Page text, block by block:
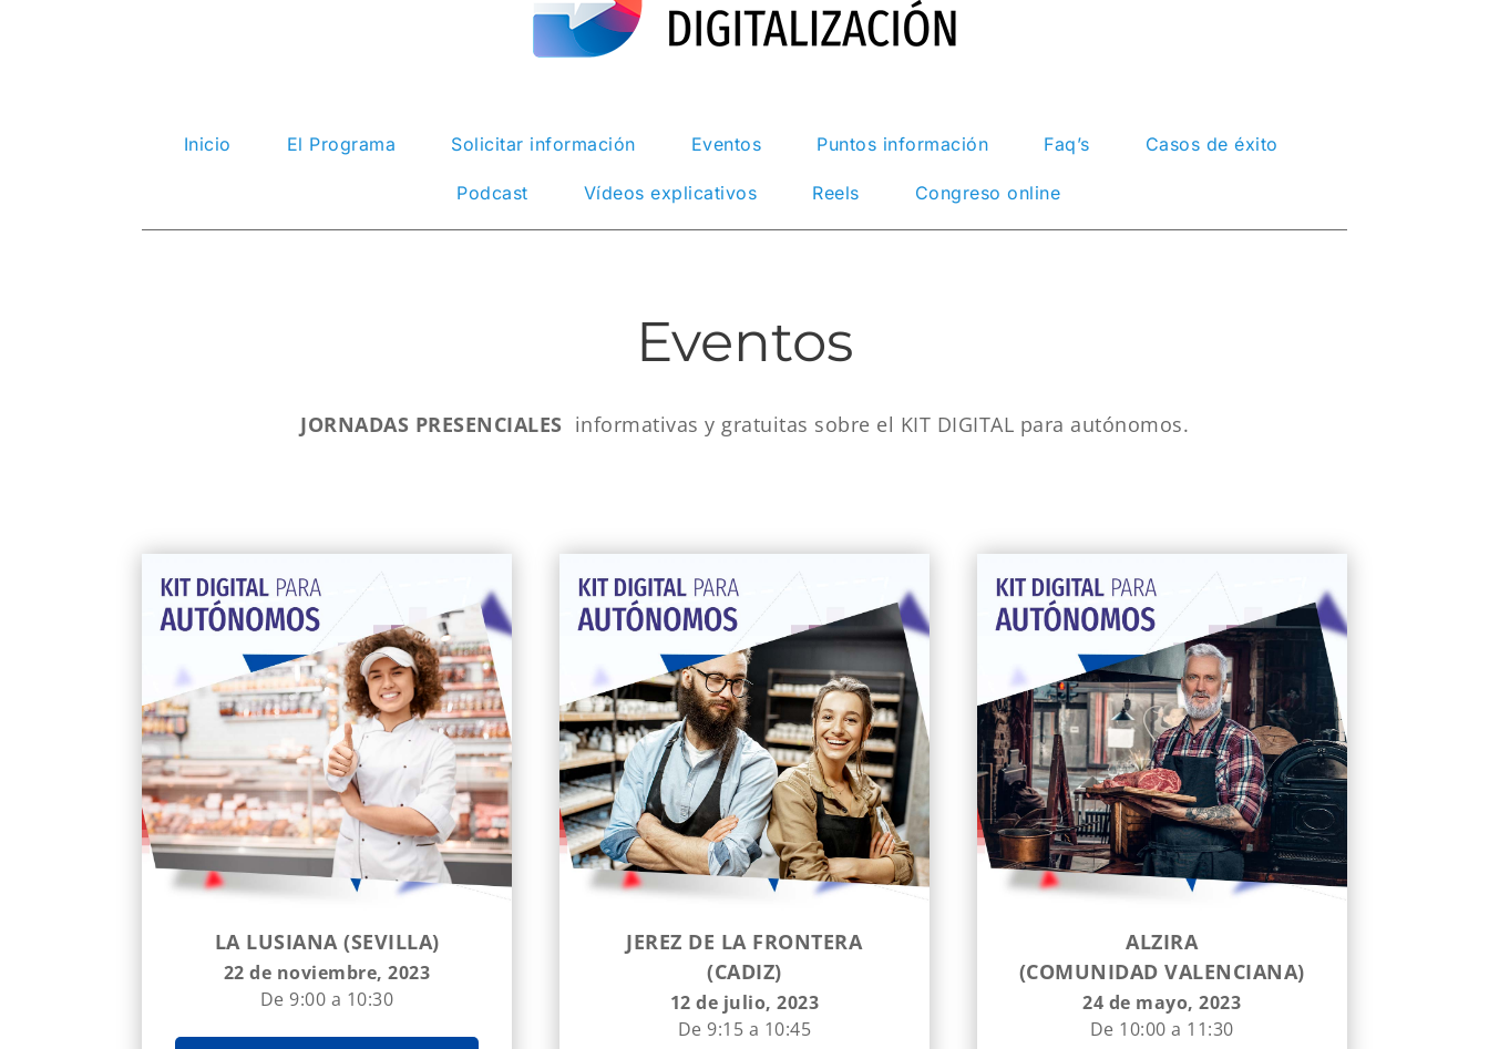
Inicio El Programa Solicitar información Eventos Puntos información Faq’s Casos de éxito
Podcast Vídeos explicativos Reels Congreso online
Eventos
JORNADAS PRESENCIALES informativas y gratuitas sobre el KIT DIGITAL para autónomos.
LA LUSIANA (SEVILLA)
22 de noviembre, 2023
De 9:00 a 10:30
JEREZ DE LA FRONTERA
(CADIZ)
12 de julio, 2023
De 9:15 a 10:45
ALZIRA
(COMUNIDAD VALENCIANA)
24 de mayo, 2023
De 10:00 a 11:30